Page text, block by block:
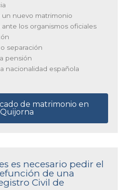
un nuevo matrimonio
ante los organismos oficiales
separación
pensión
nacionalidad española
de matrimonio en
Quijorna
es necesario pedir el
de una
Civil de